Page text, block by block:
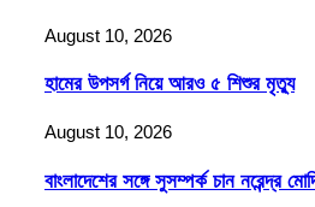
August 10, 2026
হামের উপসর্গ নিয়ে আরও ৫ শিশুর মৃত্যু
August 10, 2026
বাংলাদেশের সঙ্গে সুসম্পর্ক চান নরেন্দ্র